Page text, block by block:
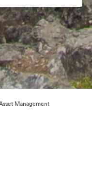
Management